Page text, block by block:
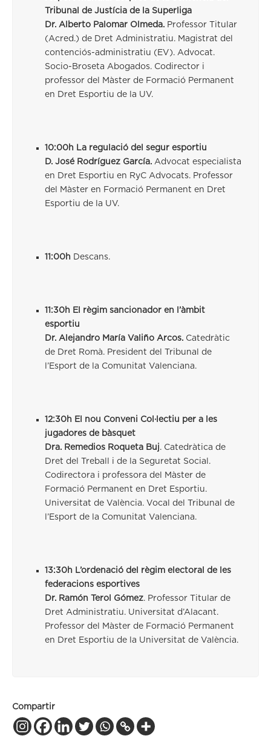
Tribunal de Justícia de la Superliga
Dr. Alberto Palomar Olmeda. Professor Titular
(Acred.) de Dret Administratiu. Magistrat del
contenciós-administratiu (EV). Advocat.
Socio-Broseta Abogados. Codirector i
professor del Màster de Formació Permanent
en Dret Esportiu de la UV.
10:00h La regulació del segur esportiu
D. José Rodríguez García. Advocat especialista
en Dret Esportiu en RyC Advocats. Professor
del Màster en Formació Permanent en Dret
Esportiu de la UV.
11:00h Descans.
11:30h El règim sancionador en l’àmbit
esportiu
Dr. Alejandro María Valiño Arcos. Catedràtic
de Dret Romà. President del Tribunal de
l’Esport de la Comunitat Valenciana.
12:30h El nou Conveni Col·lectiu per a les
jugadores de bàsquet
Dra. Remedios Roqueta Buj. Catedràtica de
Dret del Treball i de la Seguretat Social.
Codirectora i professora del Màster de
Formació Permanent en Dret Esportiu.
Universitat de València. Vocal del Tribunal de
l’Esport de la Comunitat Valenciana.
13:30h L’ordenació del règim electoral de les
federacions esportives
Dr. Ramón Terol Gómez. Professor Titular de
Dret Administratiu. Universitat d’Alacant.
Professor del Màster de Formació Permanent
en Dret Esportiu de la Universitat de València.
Compartir